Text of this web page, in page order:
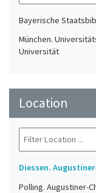
Bayerische
München.
Universität
Location
Polling. Augustiner-